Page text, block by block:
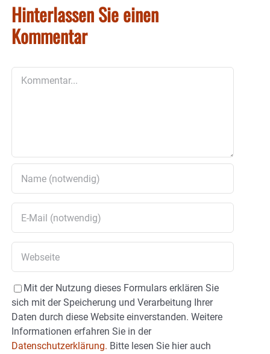
Hinterlassen Sie einen
Kommentar
Mit der Nutzung dieses Formulars erklären Sie
sich mit der Speicherung und Verarbeitung Ihrer
Daten durch diese Website einverstanden. Weitere
Informationen erfahren Sie in der
Datenschutzerklärung. Bitte lesen Sie hier auch